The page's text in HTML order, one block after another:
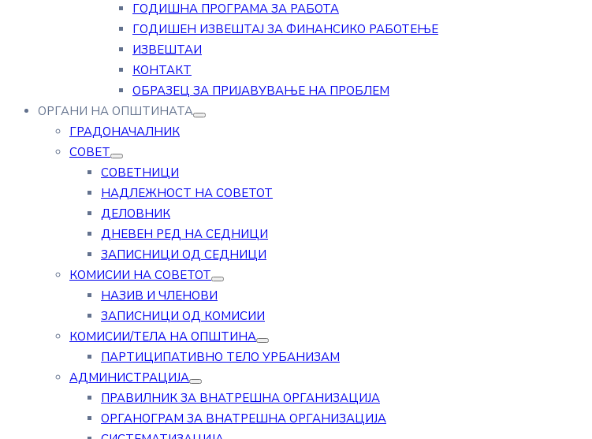
ГОДИШНА ПРОГРАМА ЗА РАБОТА
ГОДИШЕН ИЗВЕШТАЈ ЗА ФИНАНСИКО РАБОТЕЊЕ
ИЗВЕШТАИ
КОНТАКТ
ОБРАЗЕЦ ЗА ПРИЈАВУВАЊЕ НА ПРОБЛЕМ
ОРГАНИ НА ОПШТИНАТА
ГРАДОНАЧАЛНИК
СОВЕТ
СОВЕТНИЦИ
НАДЛЕЖНОСТ НА СОВЕТОТ
ДЕЛОВНИК
ДНЕВЕН РЕД НА СЕДНИЦИ
ЗАПИСНИЦИ ОД СЕДНИЦИ
КОМИСИИ НА СОВЕТОТ
НАЗИВ И ЧЛЕНОВИ
ЗАПИСНИЦИ ОД КОМИСИИ
КОМИСИИ/ТЕЛА НА ОПШТИНА
ПАРТИЦИПАТИВНО ТЕЛО УРБАНИЗАМ
АДМИНИСТРАЦИЈА
ПРАВИЛНИК ЗА ВНАТРЕШНА ОРГАНИЗАЦИЈА
ОРГАНОГРАМ ЗА ВНАТРЕШНА ОРГАНИЗАЦИЈА